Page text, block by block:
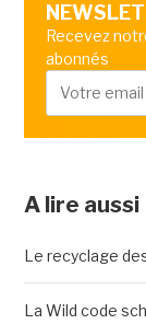
Recevez
abonnés
A lire aussi
Le recyclage
La Wild code